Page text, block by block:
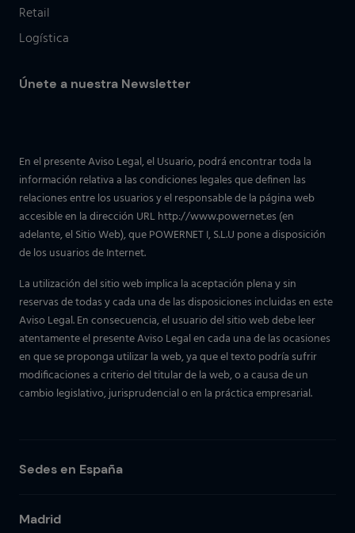
Retail
Logística
Únete a nuestra Newsletter
En el presente Aviso Legal, el Usuario, podrá encontrar toda la
información relativa a las condiciones legales que definen las
relaciones entre los usuarios y el responsable de la página web
accesible en la dirección URL http://www.powernet.es (en
adelante, el Sitio Web), que POWERNET I, S.L.U pone a disposición
de los usuarios de Internet.
La utilización del sitio web implica la aceptación plena y sin
reservas de todas y cada una de las disposiciones incluidas en este
Aviso Legal. En consecuencia, el usuario del sitio web debe leer
atentamente el presente Aviso Legal en cada una de las ocasiones
en que se proponga utilizar la web, ya que el texto podría sufrir
modificaciones a criterio del titular de la web, o a causa de un
cambio legislativo, jurisprudencial o en la práctica empresarial.
Sedes en España
Madrid